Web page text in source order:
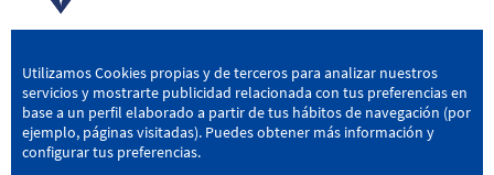
SD AMOREBIETA
San Miguel Kalea, 16, 48340 Amorebieta, Bizkaia
946 604 751 | sda@sdamorebieta.eus
Utilizamos Cookies propias y de terceros para analizar nuestros
servicios y mostrarte publicidad relacionada con tus preferencias en
base a un perfil elaborado a partir de tus hábitos de navegación (por
ejemplo, páginas visitadas). Puedes obtener más información y
configurar tus preferencias.